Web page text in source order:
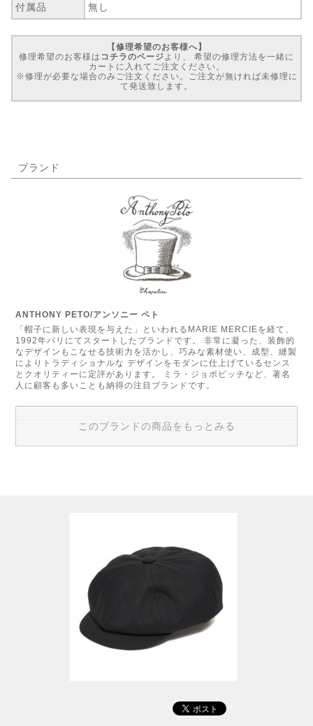
付属品 無し
【修理希望のお客様へ】
修理希望のお客様は コチラのページ より、 希望の修理方法を一緒に
カートに入れてご注文ください。
※修理が必要な場合のみご注文ください。ご注文が無ければ未修理に
て発送致します。
ブランド
ANTHONY PETO/アンソニー ペト
「帽子に新しい表現を与えた」といわれるMARIE MERCIEを経て、
1992年パリにてスタートしたブランドです。 非常に凝った、装飾的
なデザインもこなせる技術力を活かし、巧みな素材使い、成型、縫製
によりトラディショナルな デザインをモダンに仕上げているセンス
とクオリティーに定評があります。 ミラ・ジョボビッチなど、著名
人に顧客も多いことも納得の注目ブランドです。
このブランドの商品をもっとみる